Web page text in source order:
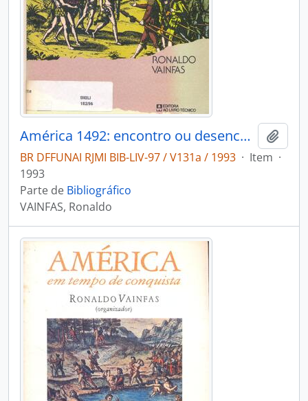
América 1492: encontro ou desencontro?.
BR DFFUNAI RJMI BIB-LIV-97 / V131a / 1993 · Item ·
1993
Parte de Bibliográfico
VAINFAS, Ronaldo